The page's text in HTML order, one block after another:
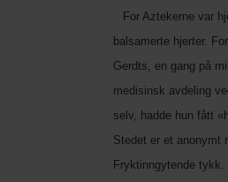
For Aztekerne var
balsamerte hjerter.
Gerdts, en gang på
medisinsk avdeling
selv, hadde hun fått
Stedet er et anonymt
Fryktinngytende